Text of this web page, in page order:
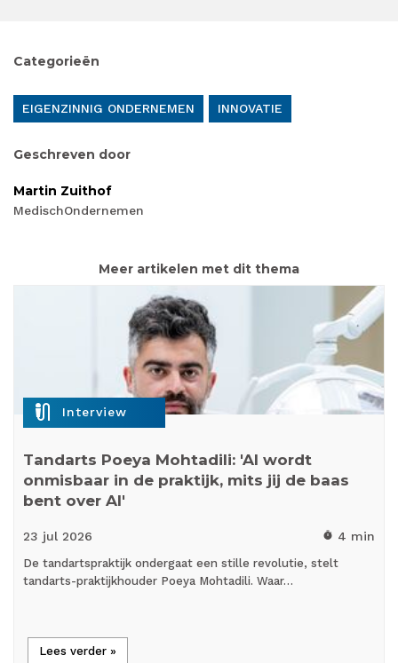
Categorieën
EIGENZINNIG ONDERNEMEN INNOVATIE
Geschreven door
Martin Zuithof
MedischOndernemen
Meer artikelen met dit thema
mic_external_on Interview
Tandarts Poeya Mohtadili: 'AI wordt
onmisbaar in de praktijk, mits jij de baas
bent over AI'
23 jul 2026 timer 4 min
De tandartspraktijk ondergaat een stille revolutie, stelt
tandarts-praktijkhouder Poeya Mohtadili. Waar…
Lees verder »